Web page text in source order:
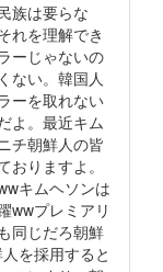
族は要らな
れを理解でき
ーじゃないの
ない。韓国人
ーを取れない
よ。最近キム
チ朝鮮人の皆
りますよ。
キムヘソンは
wwプレミアリ
同じだろ朝鮮
を採用すると